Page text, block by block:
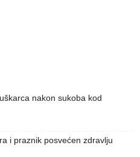
nakon sukoba kod
i praznik posvećen zdravlju